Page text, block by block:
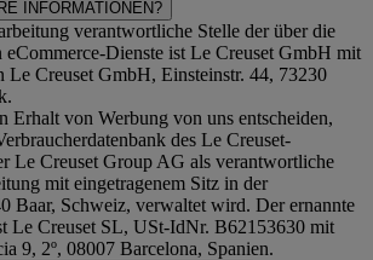
INFORMATIONEN?
verantwortliche Stelle der über die
eCommerce-Dienste ist Le Creuset GmbH mit
Le Creuset GmbH, Einsteinstr. 44, 73230
Erhalt von Werbung von uns entscheiden,
des Le Creuset-
Le Creuset Group AG als verantwortliche
mit eingetragenem Sitz in der
Baar, Schweiz, verwaltet wird. Der ernannte
Le Creuset SL, USt-IdNr. B62153630 mit
9, 2º, 08007 Barcelona, Spanien.